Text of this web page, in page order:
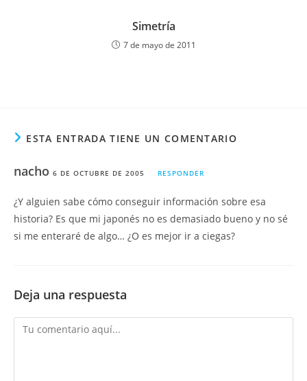
Simetría
7 de mayo de 2011
ESTA ENTRADA TIENE UN COMENTARIO
nacho 6 DE OCTUBRE DE 2005 RESPONDER
¿Y alguien sabe cómo conseguir información sobre esa
historia? Es que mi japonés no es demasiado bueno y no sé
si me enteraré de algo… ¿O es mejor ir a ciegas?
Deja una respuesta
Comentario